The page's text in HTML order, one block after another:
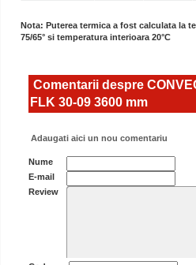
Nota: Puterea termica a fost calculata la
75/65° si temperatura interioara 20°C
Comentarii despre
FLK 30-09 3600 mm
Adaugati aici un nou comentariu
Nume
E-mail
Review